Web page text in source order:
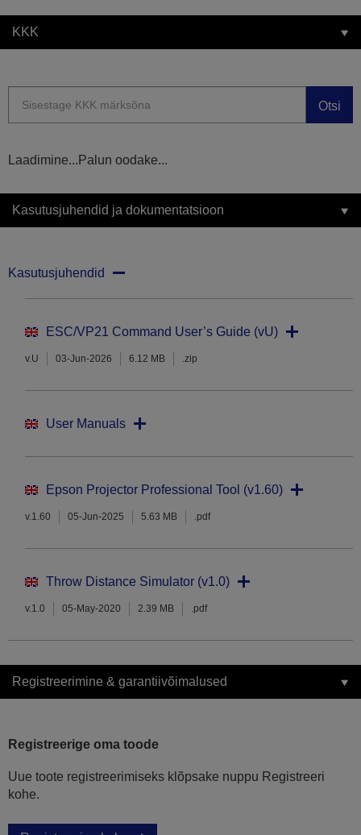
KKK
Otsi
Laadimine...Palun oodake...
Kasutusjuhendid ja dokumentatsioon
Kasutusjuhendid
ESC/VP21 Command User’s Guide (vU)
v.U 03-Jun-2026 6.12 MB .zip
User Manuals
Epson Projector Professional Tool (v1.60)
v.1.60 05-Jun-2025 5.63 MB .pdf
Throw Distance Simulator (v1.0)
v.1.0 05-May-2020 2.39 MB .pdf
Registreerimine & garantiivõimalused
Registreerige oma toode
Uue toote registreerimiseks klõpsake nuppu Registreeri
kohe.